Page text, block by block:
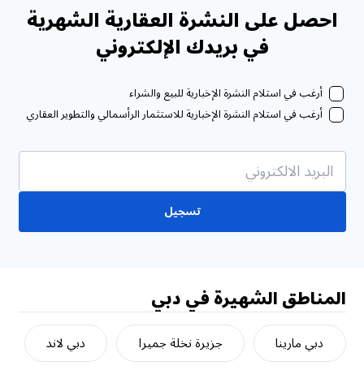
احصل على النشرة العقارية الشهرية
في بريدك الإلكتروني
أرغب في استلام النشرة الإخبارية للبيع والشراء
أرغب في استلام النشرة الإخبارية للاستثمار الرأسمالي والتطوير العقاري
تسجيل
المناطق الشهيرة في دبي
دبي مارينا جزيرة نخلة جميرا دبي لاند